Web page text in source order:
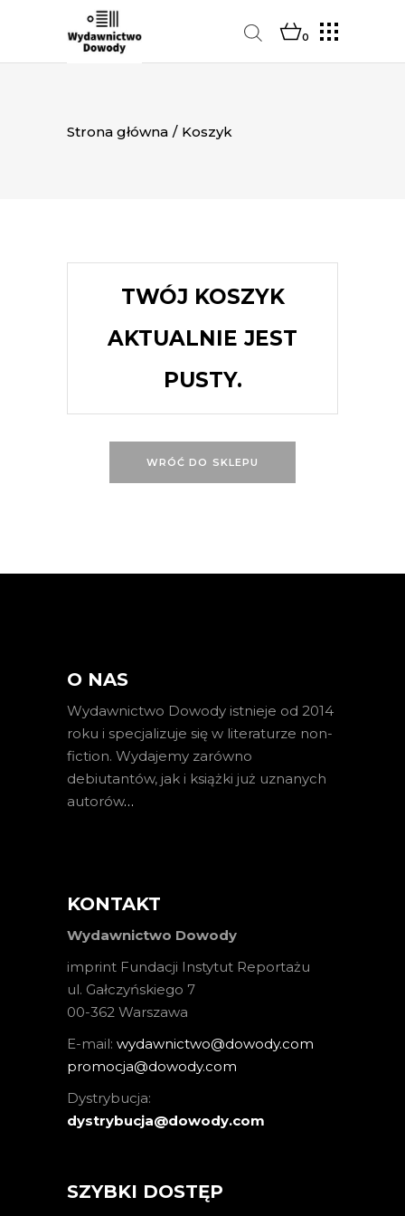
0
Strona główna / Koszyk
TWÓJ KOSZYK
AKTUALNIE JEST
PUSTY.
WRÓĆ DO SKLEPU
O NAS
Wydawnictwo Dowody istnieje od 2014
roku i specjalizuje się w literaturze non-
fiction. Wydajemy zarówno
debiutantów, jak i książki już uznanych
autorów…
KONTAKT
Wydawnictwo Dowody
imprint Fundacji Instytut Reportażu
ul. Gałczyńskiego 7
00-362 Warszawa
E-mail: wydawnictwo@dowody.com
promocja@dowody.com
Dystrybucja:
dystrybucja@dowody.com
SZYBKI DOSTĘP